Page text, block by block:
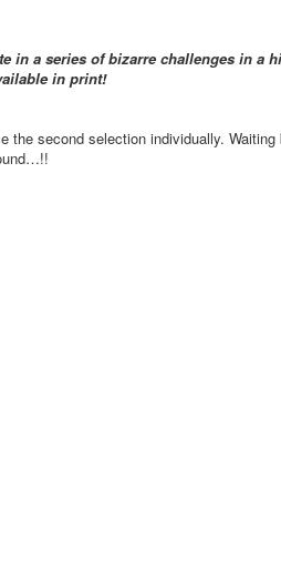
a series of bizarre challenges in
in print!
second selection individually.